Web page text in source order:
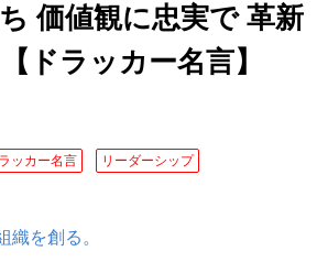
価値観に忠実で 革新
ドラッカー名言】
ッカー名言 リーダーシップ
織を創る。